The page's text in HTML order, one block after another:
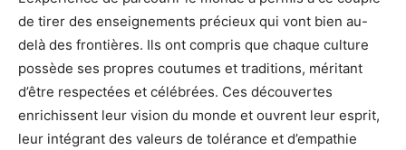
de tirer des enseignements précieux qui vont bien au-
delà des frontières. Ils ont compris que chaque culture
possède ses propres coutumes et traditions, méritant
d’être respectées et célébrées. Ces découvertes
enrichissent leur vision du monde et ouvrent leur esprit,
leur intégrant des valeurs de tolérance et d’empathie